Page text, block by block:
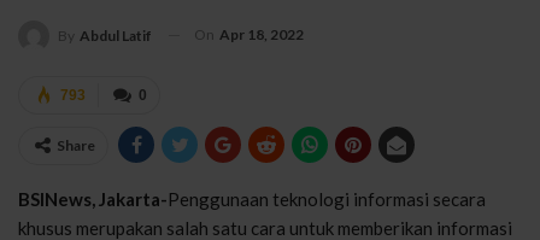
By Abdul Latif On Apr 18, 2022
0
793
Share
BSINews, Jakarta-Penggunaan teknologi informasi secara
khusus merupakan salah satu cara untuk memberikan informasi